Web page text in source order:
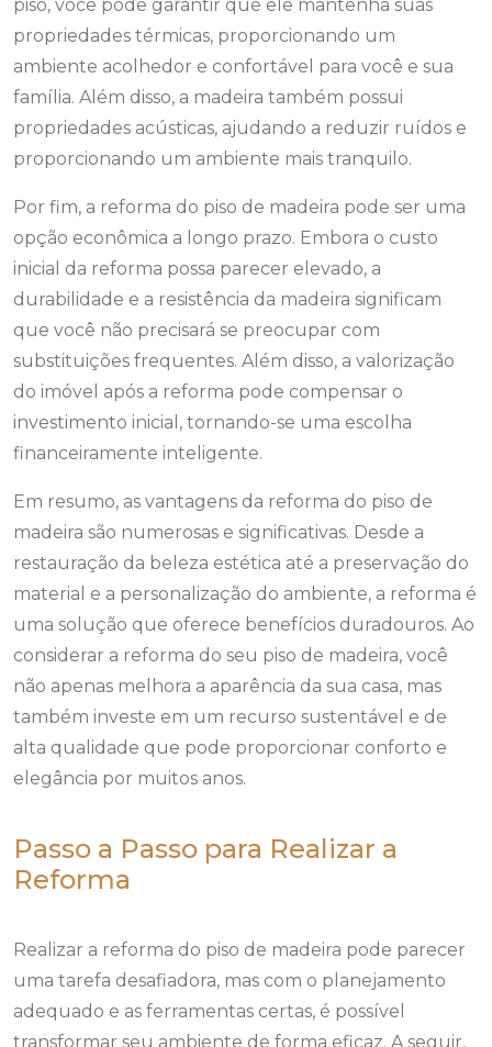
piso, você pode garantir que ele mantenha suas
propriedades térmicas, proporcionando um
ambiente acolhedor e confortável para você e sua
família. Além disso, a madeira também possui
propriedades acústicas, ajudando a reduzir ruídos e
proporcionando um ambiente mais tranquilo.
Por fim, a reforma do piso de madeira pode ser uma
opção econômica a longo prazo. Embora o custo
inicial da reforma possa parecer elevado, a
durabilidade e a resistência da madeira significam
que você não precisará se preocupar com
substituições frequentes. Além disso, a valorização
do imóvel após a reforma pode compensar o
investimento inicial, tornando-se uma escolha
financeiramente inteligente.
Em resumo, as vantagens da reforma do piso de
madeira são numerosas e significativas. Desde a
restauração da beleza estética até a preservação do
material e a personalização do ambiente, a reforma é
uma solução que oferece benefícios duradouros. Ao
considerar a reforma do seu piso de madeira, você
não apenas melhora a aparência da sua casa, mas
também investe em um recurso sustentável e de
alta qualidade que pode proporcionar conforto e
elegância por muitos anos.
Passo a Passo para Realizar a
Reforma
Realizar a reforma do piso de madeira pode parecer
uma tarefa desafiadora, mas com o planejamento
adequado e as ferramentas certas, é possível
transformar seu ambiente de forma eficaz. A seguir,